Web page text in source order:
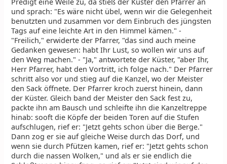
und sprach: "Es wäre nicht übel, wenn wir die Gelegenheit
benutzten und zusammen vor dem Einbruch des jüngsten
Tags auf eine leichte Art in den Himmel kämen." -
"Freilich," erwiderte der Pfarrer, "das sind auch meine
Gedanken gewesen: habt Ihr Lust, so wollen wir uns auf
den Weg machen." - "Ja," antwortete der Küster, "aber Ihr,
Herr Pfarrer, habt den Vortritt, ich folge nach." Der Pfarrer
schritt also vor und stieg auf die Kanzel, wo der Meister
den Sack öffnete. Der Pfarrer kroch zuerst hinein, dann
der Küster. Gleich band der Meister den Sack fest zu,
packte ihn am Bausch und schleifte ihn die Kanzeltreppe
hinab: sooft die Köpfe der beiden Toren auf die Stufen
aufschlugen, rief er: "Jetzt gehts schon über die Berge."
Dann zog er sie auf gleiche Weise durch das Dorf, und
wenn sie durch Pfützen kamen, rief er: "Jetzt gehts schon
durch die nassen Wolken," und als er sie endlich die